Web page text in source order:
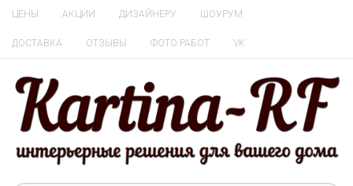
ЦЕНЫ АКЦИИ ДИЗАЙНЕРУ ШОУРУМ
ДОСТАВКА ОТЗЫВЫ ФОТО РАБОТ VK